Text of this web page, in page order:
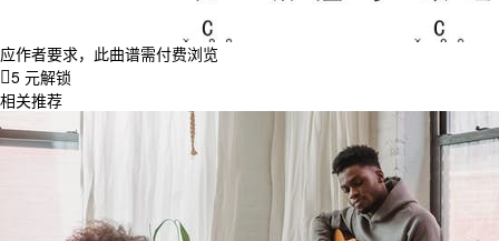
应作者要求，此曲谱需付费浏览
5 元解锁
相关推荐